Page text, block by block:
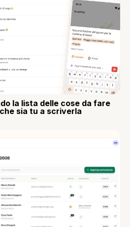
la lista delle cose da fare
sia tu a scriverla